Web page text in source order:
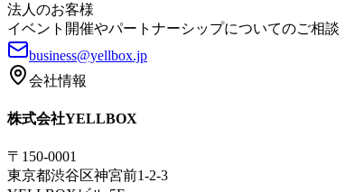
法人のお客様
イベント開催やパートナーシップについてのご相談
business@yellbox.jp
会社情報
株式会社YELLBOX
〒150-0001
東京都渋谷区神宮前1-2-3